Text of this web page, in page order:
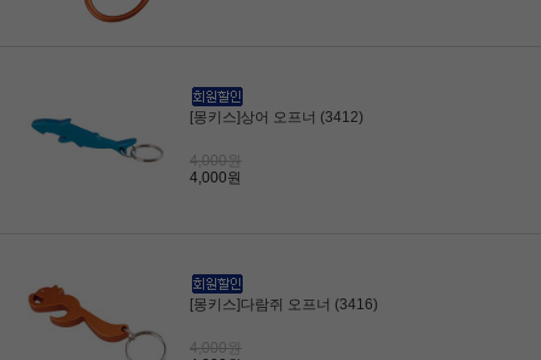
[몽키스]상어 오프너 (3412)
4,000원
4,000원
[몽키스]다람쥐 오프너 (3416)
4,000원